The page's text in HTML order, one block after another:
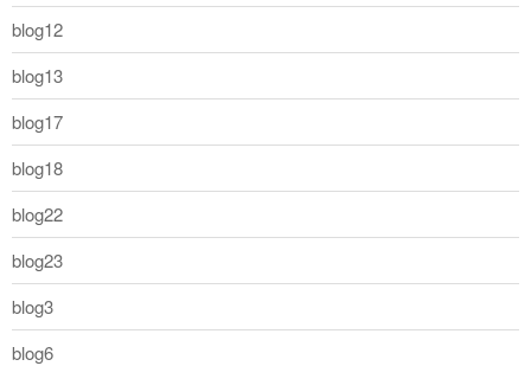
blog12
blog13
blog17
blog18
blog22
blog23
blog3
blog6